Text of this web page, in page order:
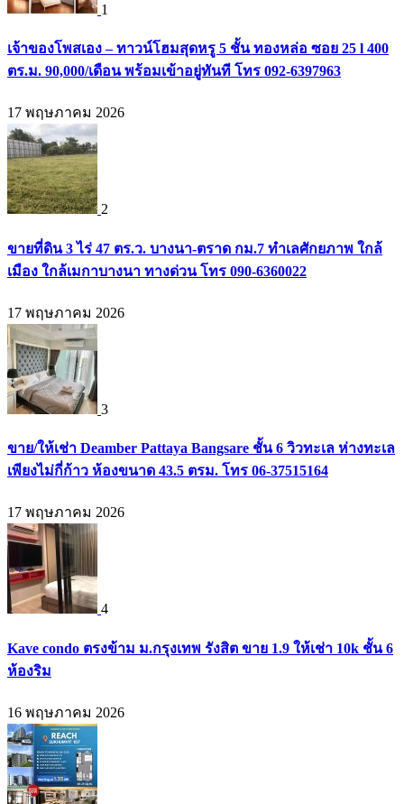
1
เจ้าของโพสเอง – ทาวน์โฮมสุดหรู 5 ชั้น ทองหล่อ ซอย 25 l 400
ตร.ม. 90,000/เดือน พร้อมเข้าอยู่ทันที โทร 092-6397963
17 พฤษภาคม 2026
2
ขายที่ดิน 3 ไร่ 47 ตร.ว. บางนา-ตราด กม.7 ทำเลศักยภาพ ใกล้
เมือง ใกล้เมกาบางนา ทางด่วน โทร 090-6360022
17 พฤษภาคม 2026
3
ขาย/ให้เช่า Deamber Pattaya Bangsare ชั้น 6 วิวทะเล ห่างทะเล
เพียงไม่กี่ก้าว ห้องขนาด 43.5 ตรม. โทร 06-37515164
17 พฤษภาคม 2026
4
Kave condo ตรงข้าม ม.กรุงเทพ รังสิต ขาย 1.9 ให้เช่า 10k ชั้น 6
ห้องริม
16 พฤษภาคม 2026